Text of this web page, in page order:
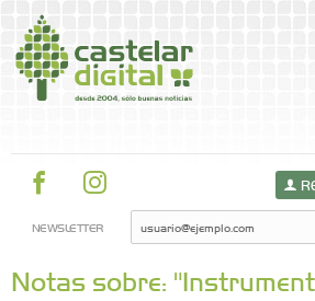
NEWSLETTER
Notas sobre: